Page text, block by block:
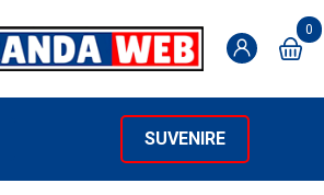
0
SUVENIRE